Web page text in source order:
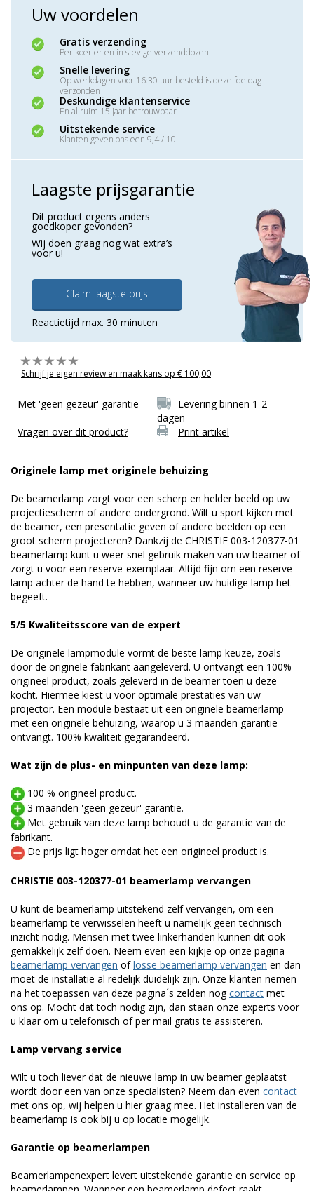
Uw voordelen
Gratis verzending
Per koerier en in stevige verzenddozen
Snelle levering
Op werkdagen voor 16:30 uur besteld is dezelfde dag
verzonden
Deskundige klantenservice
En al ruim 15 jaar betrouwbaar
Uitstekende service
Klanten geven ons een 9,4 / 10
Laagste prijsgarantie
Dit product ergens anders
goedkoper gevonden?
Wij doen graag nog wat extra’s
voor u!
Claim laagste prijs
Reactietijd max. 30 minuten
Schrijf je eigen review en maak kans op € 100,00
Met 'geen gezeur' garantie
Levering binnen 1-2
dagen
Vragen over dit product?
Print artikel
Originele lamp met originele behuizing
De beamerlamp zorgt voor een scherp en helder beeld op uw
projectiescherm of andere ondergrond. Wilt u sport kijken met
de beamer, een presentatie geven of andere beelden op een
groot scherm projecteren? Dankzij de CHRISTIE 003-120377-01
beamerlamp kunt u weer snel gebruik maken van uw beamer of
zorgt u voor een reserve-exemplaar. Altijd fijn om een reserve
lamp achter de hand te hebben, wanneer uw huidige lamp het
begeeft.
5/5 Kwaliteitsscore van de expert
De originele lampmodule vormt de beste lamp keuze, zoals
door de originele fabrikant aangeleverd. U ontvangt een 100%
origineel product, zoals geleverd in de beamer toen u deze
kocht. Hiermee kiest u voor optimale prestaties van uw
projector. Een module bestaat uit een originele beamerlamp
met een originele behuizing, waarop u 3 maanden garantie
ontvangt. 100% kwaliteit gegarandeerd.
Wat zijn de plus- en minpunten van deze lamp:
100 % origineel product.
3 maanden 'geen gezeur' garantie.
Met gebruik van deze lamp behoudt u de garantie van de
fabrikant.
De prijs ligt hoger omdat het een origineel product is.
CHRISTIE 003-120377-01 beamerlamp vervangen
U kunt de beamerlamp uitstekend zelf vervangen, om een
beamerlamp te verwisselen heeft u namelijk geen technisch
inzicht nodig. Mensen met twee linkerhanden kunnen dit ook
gemakkelijk zelf doen. Neem even een kijkje op onze pagina
beamerlamp vervangen oflosse beamerlamp vervangen en dan
moet de installatie al redelijk duidelijk zijn. Onze klanten nemen
na het toepassen van deze pagina´s zelden nogcontact met
ons op. Mocht dat toch nodig zijn, dan staan onze experts voor
u klaar om u telefonisch of per mail gratis te assisteren.
Lamp vervang service
Wilt u toch liever dat de nieuwe lamp in uw beamer geplaatst
wordt door een van onze specialisten? Neem dan even contact
met ons op, wij helpen u hier graag mee. Het installeren van de
beamerlamp is ook bij u op locatie mogelijk.
Garantie op beamerlampen
Beamerlampenexpert levert uitstekende garantie en service op